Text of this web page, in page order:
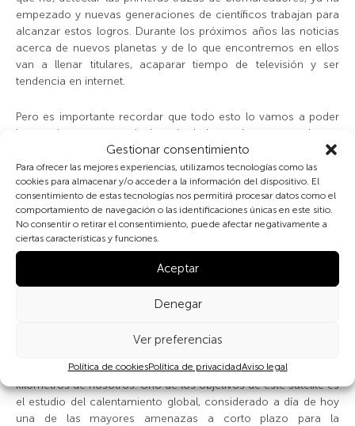
Gestionar consentimiento
Para ofrecer las mejores experiencias, utilizamos tecnologías como las
cookies para almacenar y/o acceder a la información del dispositivo. El
consentimiento de estas tecnologías nos permitirá procesar datos como el
comportamiento de navegación o las identificaciones únicas en este sitio.
No consentir o retirar el consentimiento, puede afectar negativamente a
ciertas características y funciones.
Aceptar
Denegar
Ver preferencias
Política de cookiesPolítica de privacidadAviso legal
empezado y nuevas generaciones de científicos trabajan para
alcanzar estos logros. Durante los próximos años las noticias
acerca de nuevos planetas y de lo que encontremos en ellos
van a llenar titulares, acaparar tiempo de televisión y ser
tendencia en internet.
Pero es importante recordar que todo esto lo vamos a poder
hacer sin movernos de los alrededores de nuestro planeta
Tierra. El único planeta en el que por el momento, sabemos
que hay vida. Y es que el más cercano de estos planetas
extrasolares se encuentra a varios años de luz de la Tierra.
Esto son muchos billones de kilómetros y, lamentablemente,
hacer este viaje se encuentra muy lejos de lo que podemos
soñar, ya no solo por los numerosos retos técnicos que
deberíamos superar sino sencillamente por la inmensa
cantidad de energía necesaria para hacerlo. No es sensato
poner nuestras esperanzas en viajar a estos planetas y mucho
menos como solución a ninguno de nuestros problemas:
realizada desde el satélite DSCOVR, a un millón y medio de
kilómetros de nosotros. Uno de los objetivos de este satélite es
el estudio del calentamiento global, considerado a día de hoy
una de las mayores amenazas a corto plazo para la